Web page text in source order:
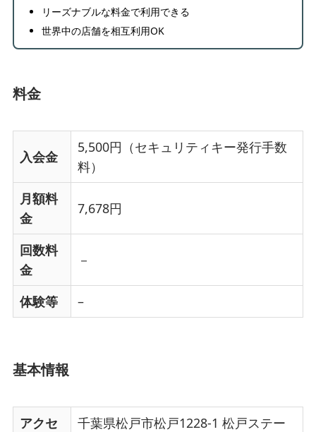
リーズナブルな料金で利用できる
世界中の店舗を相互利用OK
料金
入会金
5,500円（セキュリティキー発行手数
料）
月額料
金
7,678円
回数料
金
－
体験等 –
基本情報
アクセ
千葉県松戸市松戸1228-1 松戸ステー